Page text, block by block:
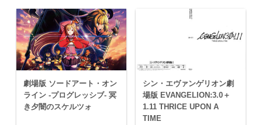
劇場版 ソードアート・オン
ライン -プログレッシブ- 冥
き夕闇のスケルツォ
シン・エヴァンゲリオン劇
場版 EVANGELION:3.0＋
1.11 THRICE UPON A
TIME